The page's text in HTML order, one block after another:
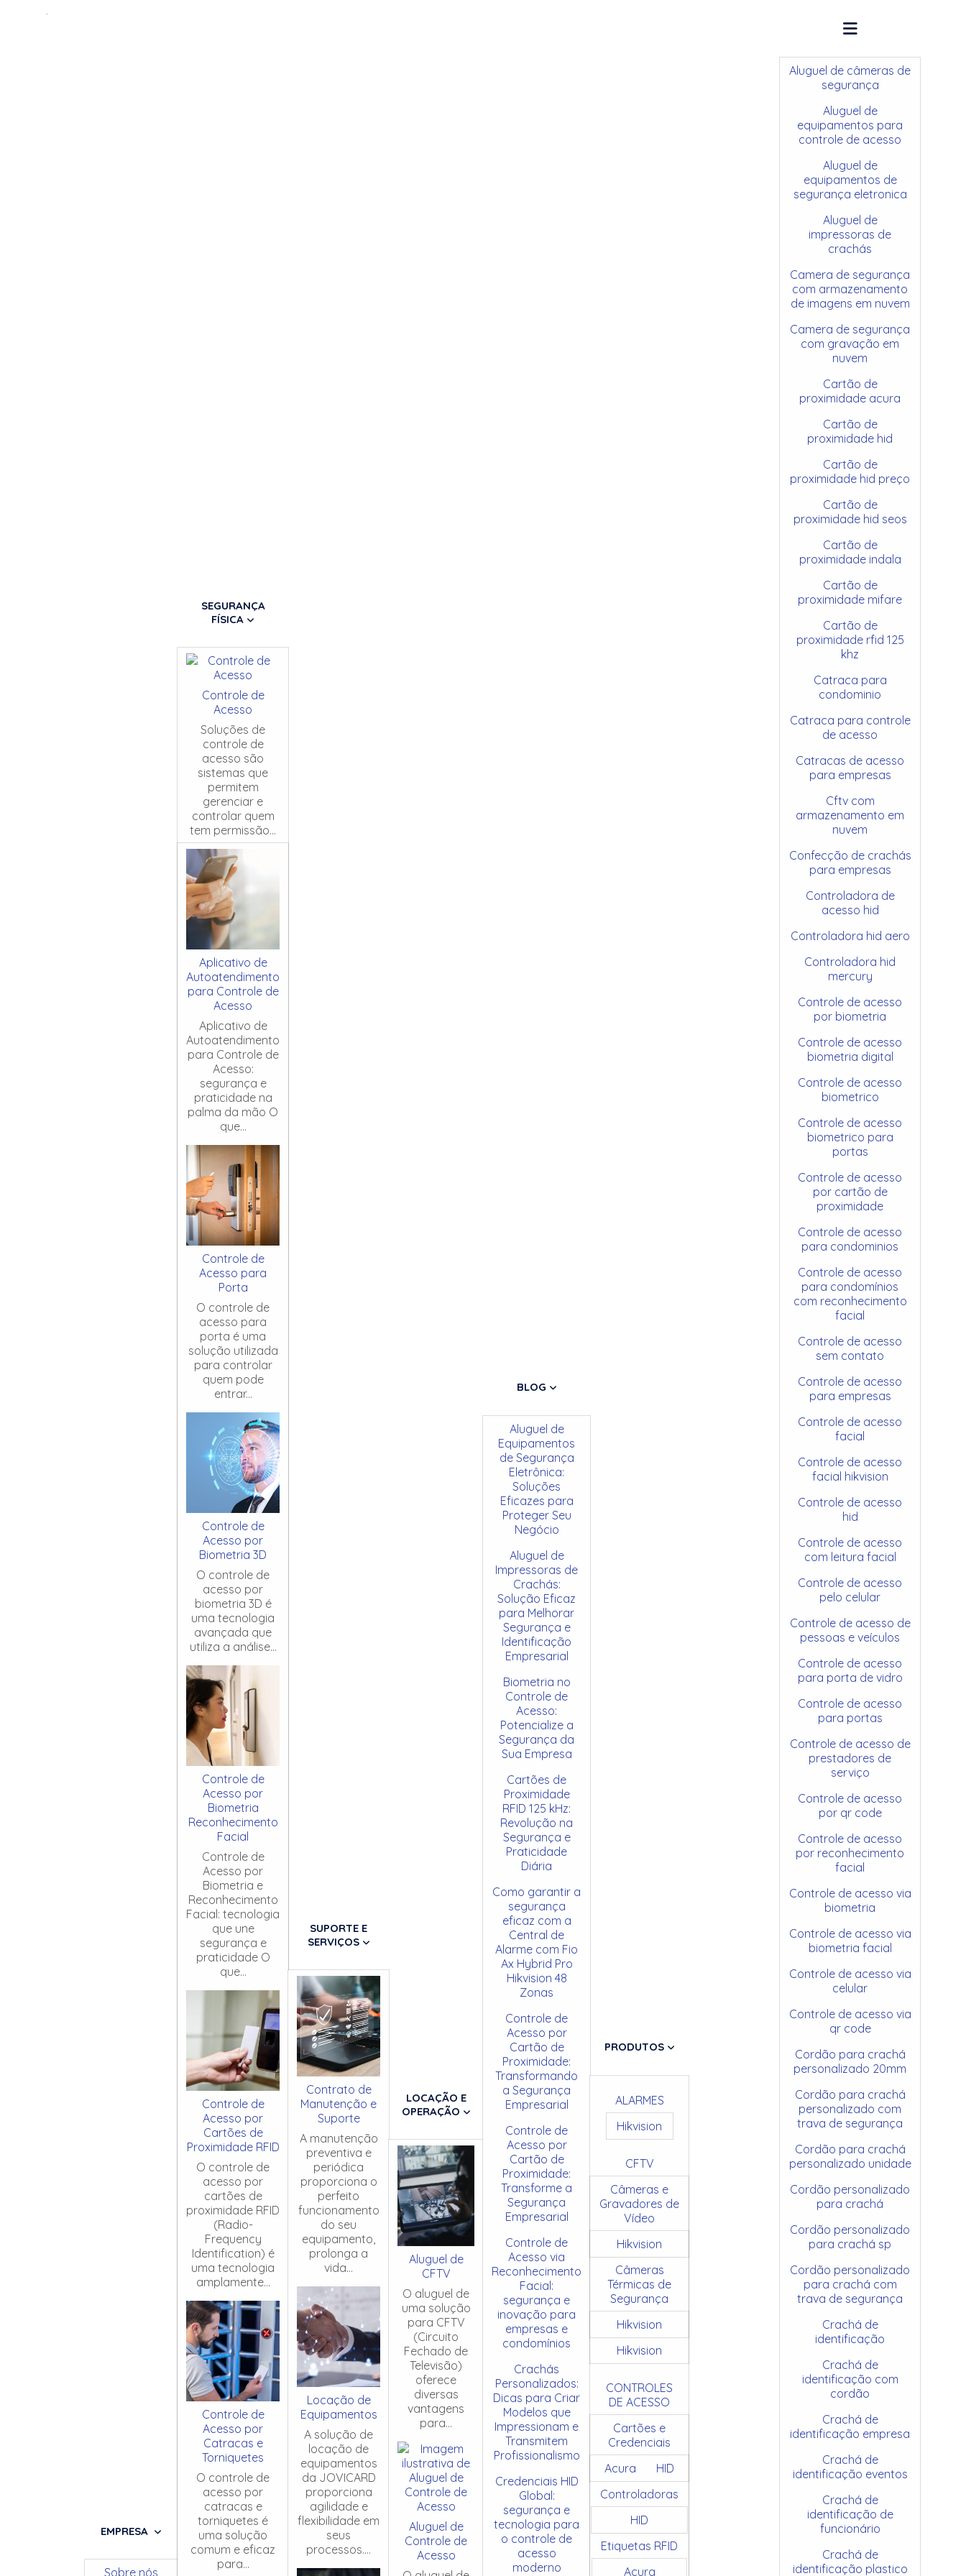
EMPRESA
Sobre nós
SEGURANÇA
FÍSICA
Controle de
Acesso
Soluções de
controle de
acesso são
sistemas que
permitem
gerenciar e
controlar quem
tem permissão...
Aplicativo de
Autoatendimento
para Controle de
Acesso
Aplicativo de
Autoatendimento
para Controle de
Acesso:
segurança e
praticidade na
palma da mão O
que...
Controle de
Acesso para
Porta
O controle de
acesso para
porta é uma
solução utilizada
para controlar
quem pode
entrar...
Controle de
Acesso por
Biometria 3D
O controle de
acesso por
biometria 3D é
uma tecnologia
avançada que
utiliza a análise...
Controle de
Acesso por
Biometria
Reconhecimento
Facial
Controle de
Acesso por
Biometria e
Reconhecimento
Facial: tecnologia
que une
segurança e
praticidade O
que...
Controle de
Acesso por
Cartões de
Proximidade RFID
O controle de
acesso por
cartões de
proximidade RFID
(Radio-
Frequency
Identification) é
uma tecnologia
amplamente...
Controle de
Acesso por
Catracas e
Torniquetes
O controle de
acesso por
catracas e
torniquetes é
uma solução
comum e eficaz
para...
SUPORTE E
SERVIÇOS
Contrato de
Manutenção e
Suporte
A manutenção
preventiva e
periódica
proporciona o
perfeito
funcionamento
do seu
equipamento,
prolonga a
vida...
Locação de
Equipamentos
A solução de
locação de
equipamentos
da JOVICARD
proporciona
agilidade e
flexibilidade em
seus
processos....
LOCAÇÃO E
OPERAÇÃO
Aluguel de
CFTV
O aluguel de
uma solução
para CFTV
(Circuito
Fechado de
Televisão)
oferece
diversas
vantagens
para...
Aluguel de
Controle de
Acesso
BLOG
Aluguel de
Equipamentos
de Segurança
Eletrônica:
Soluções
Eficazes para
Proteger Seu
Negócio
Aluguel de
Impressoras de
Crachás:
Solução Eficaz
para Melhorar
Segurança e
Identificação
Empresarial
Biometria no
Controle de
Acesso:
Potencialize a
Segurança da
Sua Empresa
Cartões de
Proximidade
RFID 125 kHz:
Revolução na
Segurança e
Praticidade
Diária
Como garantir a
segurança
eficaz com a
Central de
Alarme com Fio
Ax Hybrid Pro
Hikvision 48
Zonas
Controle de
Acesso por
Cartão de
Proximidade:
Transformando
a Segurança
Empresarial
Controle de
Acesso por
Cartão de
Proximidade:
Transforme a
Segurança
Empresarial
Controle de
Acesso via
Reconhecimento
Facial:
segurança e
inovação para
empresas e
condomínios
Crachás
Personalizados:
Dicas para Criar
Modelos que
Impressionam e
Transmitem
Profissionalismo
Credenciais HID
Global:
segurança e
tecnologia para
o controle de
acesso
moderno
PRODUTOS
ALARMES
Hikvision
CFTV
Câmeras e
Gravadores de
Vídeo
Hikvision
Câmeras
Térmicas de
Segurança
Hikvision
Hikvision
CONTROLES
DE ACESSO
Cartões e
Credenciais
Acura
HID
Controladoras
HID
Etiquetas RFID
Acura
Aluguel de câmeras de
segurança
Aluguel de
equipamentos para
controle de acesso
Aluguel de
equipamentos de
segurança eletronica
Aluguel de
impressoras de
crachás
Camera de segurança
com armazenamento
de imagens em nuvem
Camera de segurança
com gravação em
nuvem
Cartão de
proximidade acura
Cartão de
proximidade hid
Cartão de
proximidade hid preço
Cartão de
proximidade hid seos
Cartão de
proximidade indala
Cartão de
proximidade mifare
Cartão de
proximidade rfid 125
khz
Catraca para
condominio
Catraca para controle
de acesso
Catracas de acesso
para empresas
Cftv com
armazenamento em
nuvem
Confecção de crachás
para empresas
Controladora de
acesso hid
Controladora hid aero
Controladora hid
mercury
Controle de acesso
por biometria
Controle de acesso
biometria digital
Controle de acesso
biometrico
Controle de acesso
biometrico para
portas
Controle de acesso
por cartão de
proximidade
Controle de acesso
para condominios
Controle de acesso
para condomínios
com reconhecimento
facial
Controle de acesso
sem contato
Controle de acesso
para empresas
Controle de acesso
facial
Controle de acesso
facial hikvision
Controle de acesso
hid
Controle de acesso
com leitura facial
Controle de acesso
pelo celular
Controle de acesso de
pessoas e veículos
Controle de acesso
para porta de vidro
Controle de acesso
para portas
Controle de acesso de
prestadores de
serviço
Controle de acesso
por qr code
Controle de acesso
por reconhecimento
facial
Controle de acesso via
biometria
Controle de acesso via
biometria facial
Controle de acesso via
celular
Controle de acesso via
qr code
Cordão para crachá
personalizado 20mm
Cordão para crachá
personalizado com
trava de segurança
Cordão para crachá
personalizado unidade
Cordão personalizado
para crachá
Cordão personalizado
para crachá sp
Cordão personalizado
para crachá com
trava de segurança
Crachá de
identificação
Crachá de
identificação com
cordão
Crachá de
identificação empresa
Crachá de
identificação eventos
Crachá de
identificação de
funcionário
Crachá de
identificação plastico